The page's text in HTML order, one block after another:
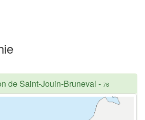
de Saint-Jouin-Bruneval - 76